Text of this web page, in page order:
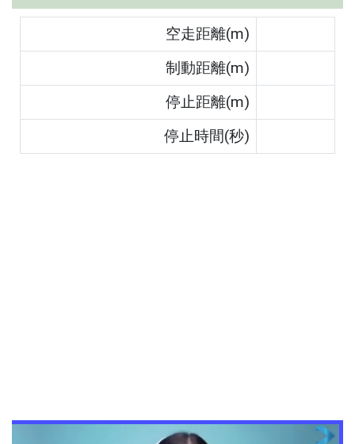
空走距離(m)
制動距離(m)
停止距離(m)
停止時間(秒)